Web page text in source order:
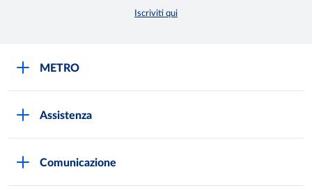
Iscriviti qui
METRO
Assistenza
Comunicazione